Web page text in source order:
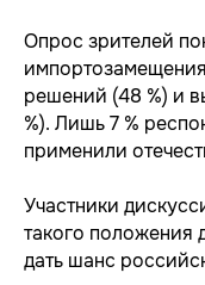
Опрос зрителей
решений (48 %) и
%). Лишь 7 %
применили
Участники
такого положения
дать шанс